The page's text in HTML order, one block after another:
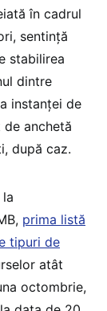
în cadrul
sentință
stabilirea
dintre
instanței de
anchetă
după caz.
prima listă
tipuri de
atât
octombrie,